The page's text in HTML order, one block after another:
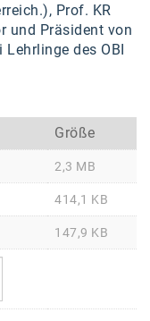
Prof. KR
und Präsident von
des OBI
Größe
2,3 MB
414,1 KB
147,9 KB